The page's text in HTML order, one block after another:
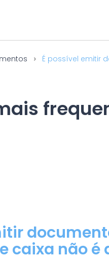
É possível emitir
caixa não é